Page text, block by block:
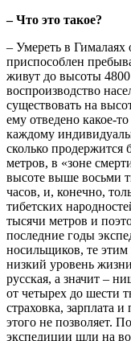
– Что это такое?
– Умереть в Гималаях
приспособлен
живут до высоты
воспроизводство
существовать на
ему отведено какое-
каждому
сколько продержится
метров, в «зоне
высоте выше восьми
часов, и, конечно,
тибетских
тысячи метров и
последние годы
носильщиков, те этим
низкий уровень
русская, а значит –
от четырех до шести
страховка, зарплата
этого не позволяет.
экспедиции шли на